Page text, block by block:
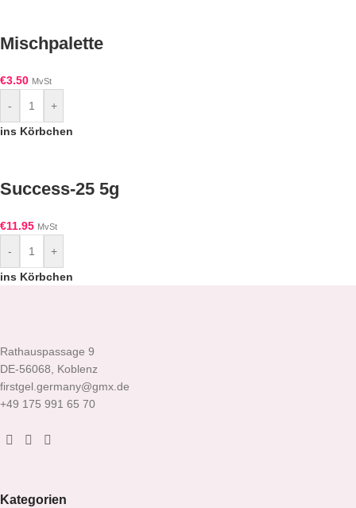
Mischpalette
€3.50 MvSt
-
+
ins Körbchen
Success-25 5g
€11.95 MvSt
-
+
ins Körbchen
Rathauspassage 9
DE-56068, Koblenz
firstgel.germany@gmx.de
+49 175 991 65 70
Kategorien